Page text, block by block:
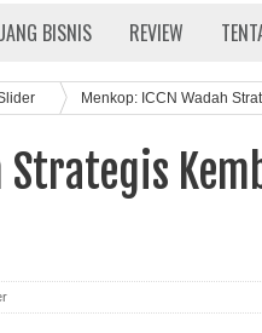
BISNIS REVIEW
Menkop: ICCN Wadah
Strategis